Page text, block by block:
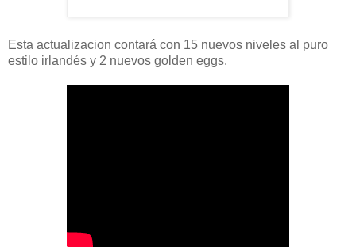
Esta actualizacion contará con 15 nuevos niveles al puro
estilo irlandés y 2 nuevos golden eggs.